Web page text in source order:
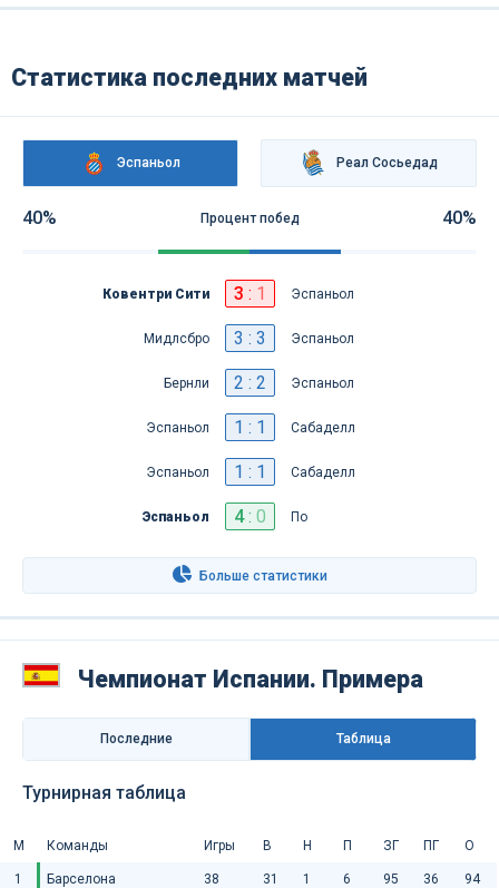
Статистика последних матчей
Эспаньол Реал Сосьедад
40% Процент побед 40%
Ковентри Сити 3 : 1 Эспаньол
Мидлсбро 3 : 3 Эспаньол
Бернли 2 : 2 Эспаньол
Эспаньол 1 : 1 Сабаделл
Эспаньол 1 : 1 Сабаделл
Эспаньол 4: 0 По
Больше статистики
Чемпионат Испании. Примера
Последниe Таблица
Турнирная таблица
М Команды Игры В Н П ЗГ ПГ О
1 Барселона 38 31 1 6 95 36 94